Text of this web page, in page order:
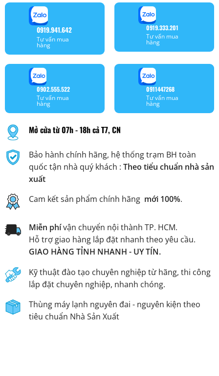
0919.941.642
Tư vấn mua
hàng
0919.333.201
Tư vấn mua
hàng
0902.555.522
Tư vấn mua
hàng
0911447268
Tư vấn mua
hàng
Mở cửa từ 07h - 18h cả T7, CN
Bảo hành chính hãng, hệ thống trạm BH toàn
quốc tận nhà quý khách : Theo tiểu chuẩn nhà sản
xuất
Cam kết sản phẩm chính hãng mới 100%.
Miễn phívận chuyển nội thành TP. HCM.
Hỗ trợ giao hàng lắp đặt nhanh theo yêu cầu.
GIAO HÀNG TỈNH NHANH - UY TÍN.
Kỹ thuật đào tạo chuyên nghiệp từ hãng, thi công
lắp đặt chuyên nghiệp, nhanh chóng.
Thùng máy lạnh nguyên đai - nguyên kiện theo
tiêu chuẩn Nhà Sản Xuất